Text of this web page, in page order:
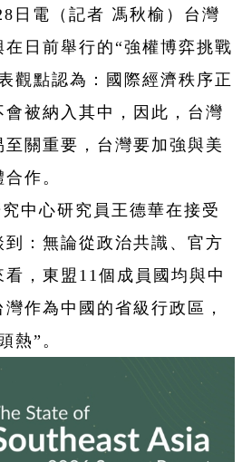
日電（記者 馮秋榆）台灣
日前舉行的“強權博弈挑戰
觀點認為：國際經濟秩序正
被納入其中，因此，台灣
關重要，台灣要加強與美
作。
中心研究員王德華在接受
：無論從政治共識、官方
，東盟11個成員國均與中
作為中國的省級行政區，
熱”。